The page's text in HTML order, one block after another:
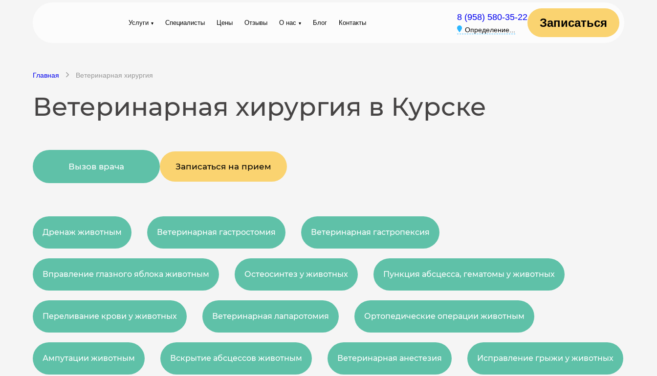
Услуги Специалисты Цены Отзывы О нас Блог Контакты
8 (958) 580-35-22
Определение...
Записаться
Главная Ветеринарная хирургия
Ветеринарная хирургия в Курске
Вызов врача Записаться на прием
Дренаж животным Ветеринарная гастростомия Ветеринарная гастропексия
Вправление глазного яблока животным Остеосинтез у животных Пункция абсцесса, гематомы у животных
Переливание крови у животных Ветеринарная лапаротомия Ортопедические операции животным
Ампутации животным Вскрытие абсцессов животным Ветеринарная анестезия Исправление грыжи у животных